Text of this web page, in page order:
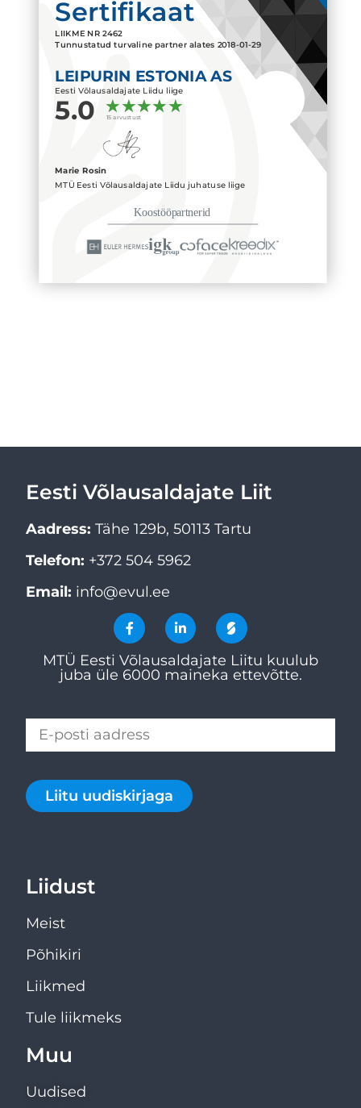
Sertifikaat
LIIKME NR 2462
Tunnustatud turvaline partner alates 2018-01-29
LEIPURIN ESTONIA AS
Eesti Võlausaldajate Liidu liige
5.0 15 arvustust
Marie Rosin
MTÜ Eesti Võlausaldajate Liidu juhatuse liige
Eesti Võlausaldajate Liit
Aadress: Tähe 129b, 50113 Tartu
Telefon: +372 504 5962
Email: info@evul.ee
MTÜ Eesti Võlausaldajate Liitu kuulub
juba üle 6000 maineka ettevõtte.
Liitu uudiskirjaga
Liidust
Meist
Põhikiri
Liikmed
Tule liikmeks
Muu
Uudised